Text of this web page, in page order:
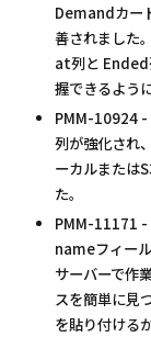
Demandカー
善されまし
at列と Ended
握できるよう
PMM-10924
列が強化され
ーカルまたは
た。
PMM-11171
nameフィー
サーバーで作
スを簡単に見
を貼り付ける